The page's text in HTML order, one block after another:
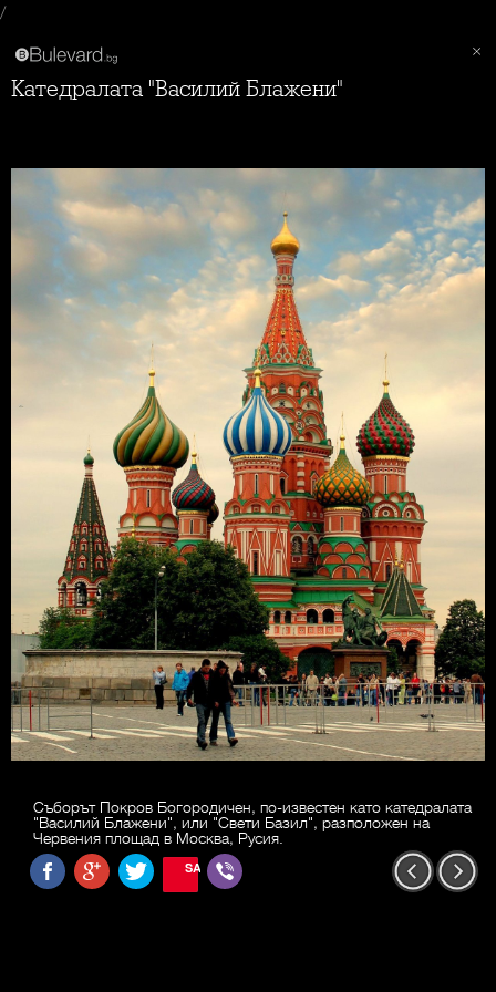
/
Катедралата "Василий Блажени"
Съборът Покров Богородичен, по-известен като катедралата
"Василий Блажени", или "Свети Базил", разположен на
Червения площад в Москва, Русия.
SAVE